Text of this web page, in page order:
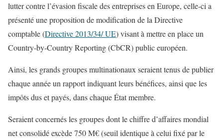
lutter contre l’évasion fiscale des entreprises en Europe, celle-ci a
présenté une proposition de modification de la Directive
comptable (Directive 2013/34/ UE) visant à mettre en place un
Country-by-Country Reporting (CbCR) public européen.
Ainsi, les grands groupes multinationaux seraient tenus de publier
chaque année un rapport indiquant leurs bénéfices, ainsi que les
impôts dus et payés, dans chaque État membre.
Seraient concernés les groupes dont le chiffre d’affaires mondial
net consolidé excède 750 M€ (seuil identique à celui fixé par le